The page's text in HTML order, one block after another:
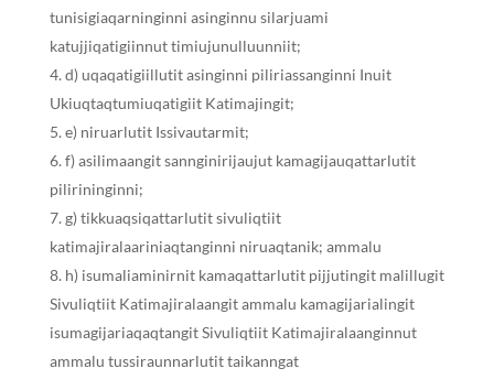
tunisigiaqarninginni asinginnu silarjuami
katujjiqatigiinnut timiujunulluunniit;
d) uqaqatigiillutit asinginni piliriassanginni Inuit
Ukiuqtaqtumiuqatigiit Katimajingit;
e) niruarlutit Issivautarmit;
f) asilimaangit sannginirijaujut kamagijauqattarlutit
pilirininginni;
g) tikkuaqsiqattarlutit sivuliqtiit
katimajiralaariniaqtanginni niruaqtanik; ammalu
h) isumaliaminirnit kamaqattarlutit pijjutingit malillugit
Sivuliqtiit Katimajiralaangit ammalu kamagijarialingit
isumagijariaqaqtangit Sivuliqtiit Katimajiralaanginnut
ammalu tussiraunnarlutit taikanngat